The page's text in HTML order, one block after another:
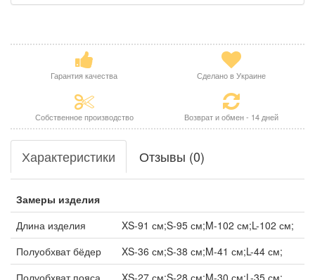
Гарантия качества Сделано в Украине
Собственное производство Возврат и обмен - 14 дней
Характеристики Отзывы (0)
Замеры изделия
Длина изделия
XS-91 см;S-95 см;M-102 см;L-102 см;
Полуобхват бёдер
XS-36 см;S-38 см;M-41 см;L-44 см;